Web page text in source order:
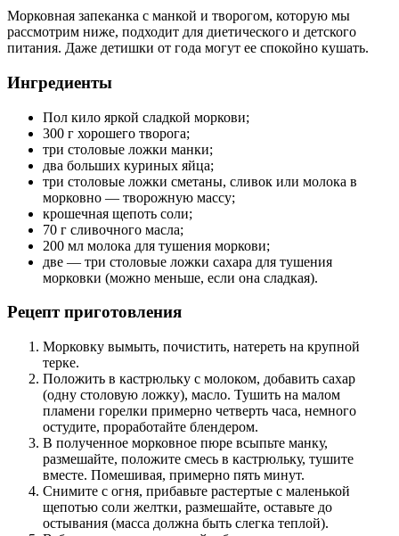
Морковная запеканка с манкой и творогом, которую мы
рассмотрим ниже, подходит для диетического и детского
питания. Даже детишки от года могут ее спокойно кушать.
Ингредиенты
Пол кило яркой сладкой моркови;
300 г хорошего творога;
три столовые ложки манки;
два больших куриных яйца;
три столовые ложки сметаны, сливок или молока в
морковно — творожную массу;
крошечная щепоть соли;
70 г сливочного масла;
200 мл молока для тушения моркови;
две — три столовые ложки сахара для тушения
морковки (можно меньше, если она сладкая).
Рецепт приготовления
Морковку вымыть, почистить, натереть на крупной
терке.
Положить в кастрюльку с молоком, добавить сахар
(одну столовую ложку), масло. Тушить на малом
пламени горелки примерно четверть часа, немного
остудите, проработайте блендером.
В полученное морковное пюре всыпьте манку,
размешайте, положите смесь в кастрюльку, тушите
вместе. Помешивая, примерно пять минут.
Снимите с огня, прибавьте растертые с маленькой
щепотью соли желтки, размешайте, оставьте до
остывания (масса должна быть слегка теплой).